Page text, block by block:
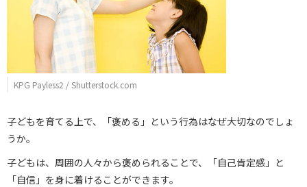
KPG Payless2 / Shutterstock.com
子どもを育てる上で、「褒める」という行為はなぜ大切なのでしょ
うか。
子どもは、周囲の人々から褒められることで、「自己肯定感」と
「自信」を身に着けることができます。